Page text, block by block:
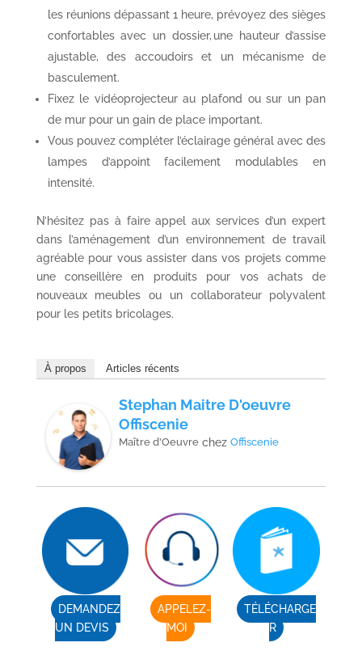
les réunions dépassant 1 heure, prévoyez des sièges
confortables avec un dossier, une hauteur d’assise
ajustable, des accoudoirs et un mécanisme de
basculement.
Fixez le vidéoprojecteur au plafond ou sur un pan
de mur pour un gain de place important.
Vous pouvez compléter l’éclairage général avec des
lampes d’appoint facilement modulables en
intensité.
N’hésitez pas à faire appel aux services d’un expert
dans l’aménagement d’un environnement de travail
agréable pour vous assister dans vos projets comme
une conseillère en produits pour vos achats de
nouveaux meubles ou un collaborateur polyvalent
pour les petits bricolages.
À propos Articles récents
Stephan Maitre D'oeuvre
Offiscenie
Maître d'Oeuvrechez Offiscenie
DEMANDEZ
UN DEVIS
APPELEZ-
MOI
TÉLÉCHARGE
R